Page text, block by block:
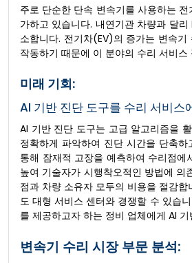
주로 단순한 단속 변속기를 사용하는
가하고 있습니다. 내연기관 차량과 달
소합니다. 전기차(EV)의 증가는 변속
작동하기 때문에 이 분야의 수리 서비
미래 기회:
AI 기반 진단 도구를 수리 서비스
AI 기반 진단 도구는 고급 알고리즘을
정확하게 파악하여 진단 시간을 단축
통해 잠재적 고장을 예측하여 수리점
높여 기술자가 시행착오적인 방법에
점과 차량 소유자 모두의 비용을 절감
도 대형 서비스 센터와 경쟁할 수 있습
를 제공하고자 하는 정비 업체에게 AI
변속기 수리 시장 부문 분석: